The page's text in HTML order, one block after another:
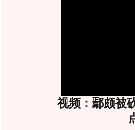
视频：鄢颇被